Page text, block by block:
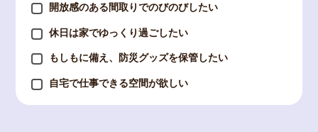
開放感のある間取りでのびのびしたい
休日は家でゆっくり過ごしたい
もしもに備え、防災グッズを保管したい
自宅で仕事できる空間が欲しい